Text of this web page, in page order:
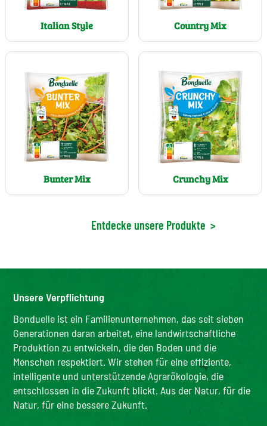
Italian Style Country Mix
Bunter Mix Crunchy Mix
Entdecke unsere Produkte >
Unsere Verpflichtung
Bonduelle ist ein Familienunternehmen, das seit sieben
Generationen daran arbeitet, eine landwirtschaftliche
Produktion zu entwickeln, die den Boden und die
Menschen respektiert. Wir stehen für eine effiziente,
intelligente und unterstützende Agrarökologie, die
entschlossen in die Zukunft blickt. Aus der Natur, für die
Natur, für eine bessere Zukunft.